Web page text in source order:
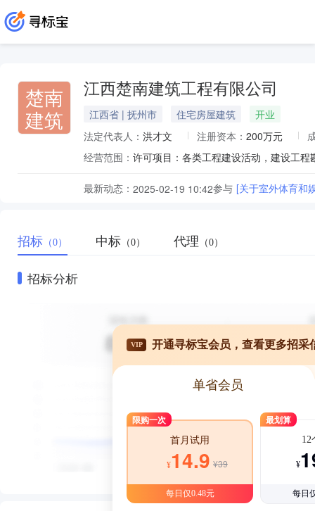
楚南
建筑
江西楚南建筑工程有限公司
江西省 | 抚州市 住宅房屋建筑
开业
法定代表人： 洪才文 注册资本： 200万元
经营范围：
最新动态： 2025-02-19 10:42参与 [关于室外体育和
招标 （0） 中标 （0） 代理 （0）
招标分析
VIP 开通寻标宝会员，查看更多招采
单省会员
限购一次
首月试用
¥14.9 ¥39
每日仅0.48元
最划算
12
¥
每日